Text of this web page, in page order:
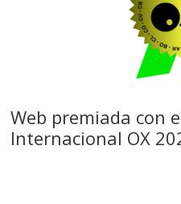
Web premiada con
Internacional OX